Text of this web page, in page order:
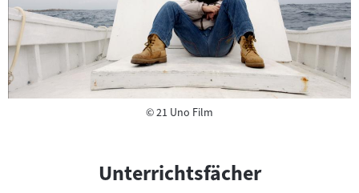
©Copyright
21 Uno Film
Unterrichtsfächer